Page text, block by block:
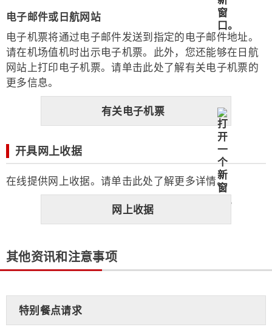
电子邮件或日航网站
电子机票将通过电子邮件发送到指定的电子邮件地址。
请在机场值机时出示电子机票。此外，您还能够在日航
网站上打印电子机票。请单击此处了解有关电子机票的
更多信息。
有关电子机票
开具网上收据
在线提供网上收据。请单击此处了解更多详情。
网上收据
其他资讯和注意事项
特别餐点请求